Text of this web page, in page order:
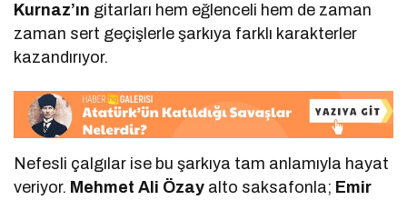
Kurnaz’ın gitarları hem eğlenceli hem de zaman
zaman sert geçişlerle şarkıya farklı karakterler
kazandırıyor.
Nefesli çalgılar ise bu şarkıya tam anlamıyla hayat
veriyor. Mehmet Ali Özay alto saksafonla; Emir